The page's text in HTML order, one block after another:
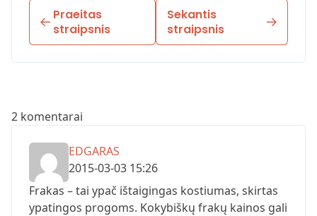
Praeitas
straipsnis
Sekantis
straipsnis
2 komentarai
EDGARAS
2015-03-03 15:26
Frakas – tai ypač ištaigingas kostiumas, skirtas
ypatingos progoms. Kokybiškų frakų kainos gali